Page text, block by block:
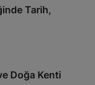
Tarih,
Doğa Kenti